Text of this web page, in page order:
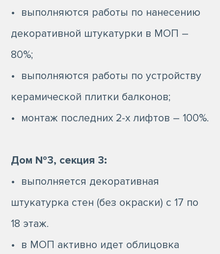
• выполняются работы по нанесению
декоративной штукатурки в МОП –
80%;
• выполняются работы по устройству
керамической плитки балконов;
• монтаж последних 2-х лифтов – 100%.
Дом №3, секция 3:
• выполняется декоративная
штукатурка стен (без окраски) с 17 по
18 этаж.
• в МОП активно идет облицовка